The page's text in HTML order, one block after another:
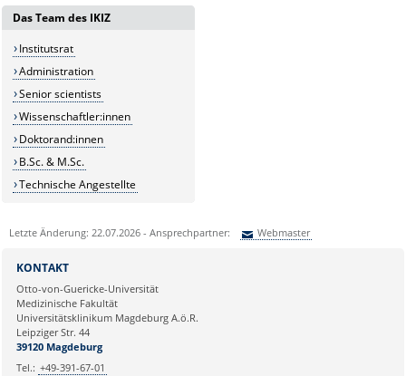
Das Team des IKIZ
Institutsrat
Administration
Senior scientists
Wissenschaftler:innen
Doktorand:innen
B.Sc. & M.Sc.
Technische Angestellte
Letzte Änderung: 22.07.2026 - Ansprechpartner: Webmaster
Ihre E-Mailadresse:
Ihr Anliegen:
KONTAKT
Otto-von-Guericke-Universität
Medizinische Fakultät
Universitätsklinikum Magdeburg A.ö.R.
Leipziger Str. 44
39120 Magdeburg
Tel.: +49-391-67-01